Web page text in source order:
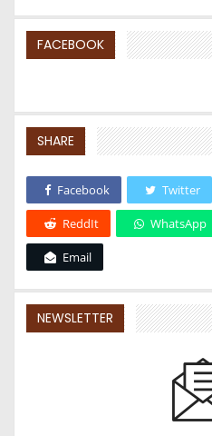
FACEBOOK
SHARE
Facebook Twitter
ReddIt WhatsApp
Email
NEWSLETTER